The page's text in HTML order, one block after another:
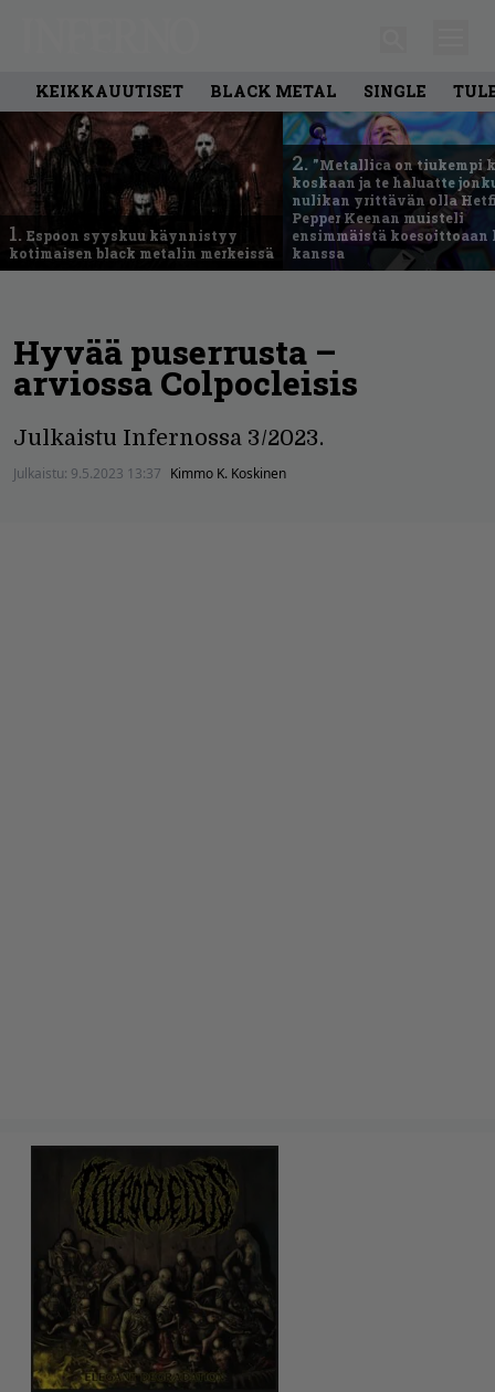
KEIKKAUUTISET BLACK METAL SINGLE
1. Espoon syyskuu käynnistyy
kotimaisen black metalin merkeissä
2. ”Metallica on tiukempi
koskaan ja te haluatte
nulikan yrittävän olla
Pepper Keenan muisteli
ensimmäistä
kanssa
Hyvää puserrusta –
arviossa Colpocleisis
Julkaistu Infernossa 3/2023.
Julkaistu: 9.5.2023 13:37 Kimmo K. Koskinen